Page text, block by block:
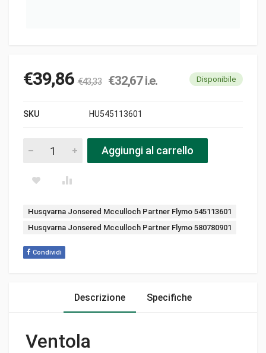
€39,86 €43,33 €32,67i.e. Disponibile
SKU HU545113601
Aggiungi al carrello
Tags:
Husqvarna Jonsered Mcculloch Partner Flymo 545113601
Husqvarna Jonsered Mcculloch Partner Flymo 580780901
Condividi
Descrizione Specifiche
Ventola